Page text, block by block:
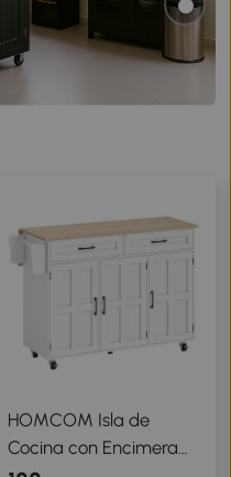
HOMCOM Isla de
Cocina con Encimera